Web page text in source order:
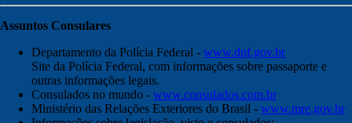
Assuntos Consulares
Departamento da Polícia Federal - www.dpf.gov.br
Site da Polícia Federal, com informações sobre passaporte e
outras informações legais.
Consulados no mundo - www.consulados.com.br
Ministério das Relações Exteriores do Brasil - www.mre.gov.br